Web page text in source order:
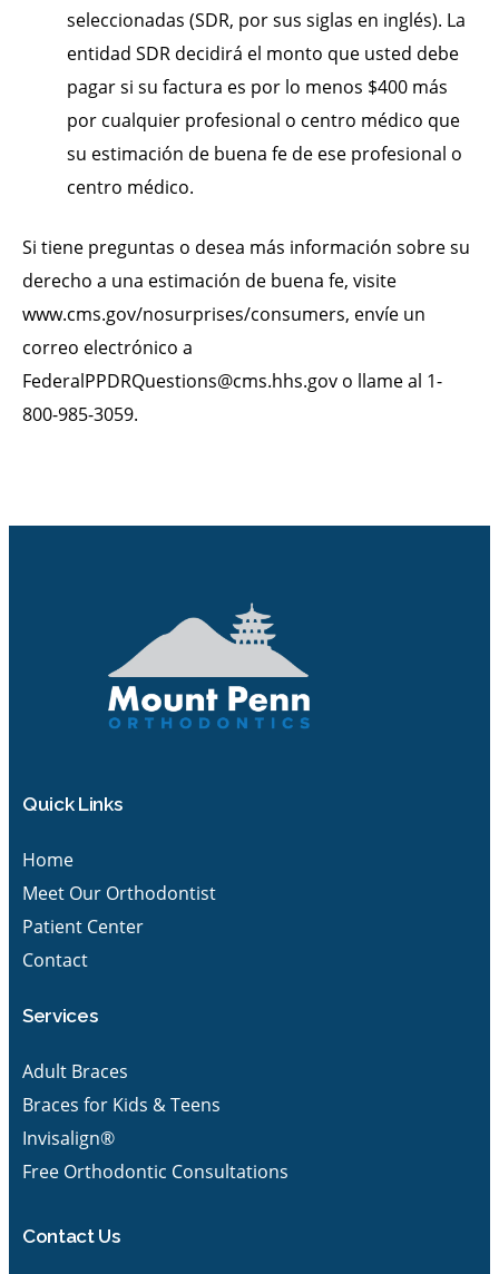
seleccionadas (SDR, por sus siglas en inglés). La
entidad SDR decidirá el monto que usted debe
pagar si su factura es por lo menos $400 más
por cualquier profesional o centro médico que
su estimación de buena fe de ese profesional o
centro médico.
Si tiene preguntas o desea más información sobre su
derecho a una estimación de buena fe, visite
www.cms.gov/nosurprises/consumers, envíe un
correo electrónico a
FederalPPDRQuestions@cms.hhs.gov o llame al 1-
800-985-3059.
Quick Links
Home
Meet Our Orthodontist
Patient Center
Contact
Services
Adult Braces
Braces for Kids & Teens
Invisalign®
Free Orthodontic Consultations
Contact Us